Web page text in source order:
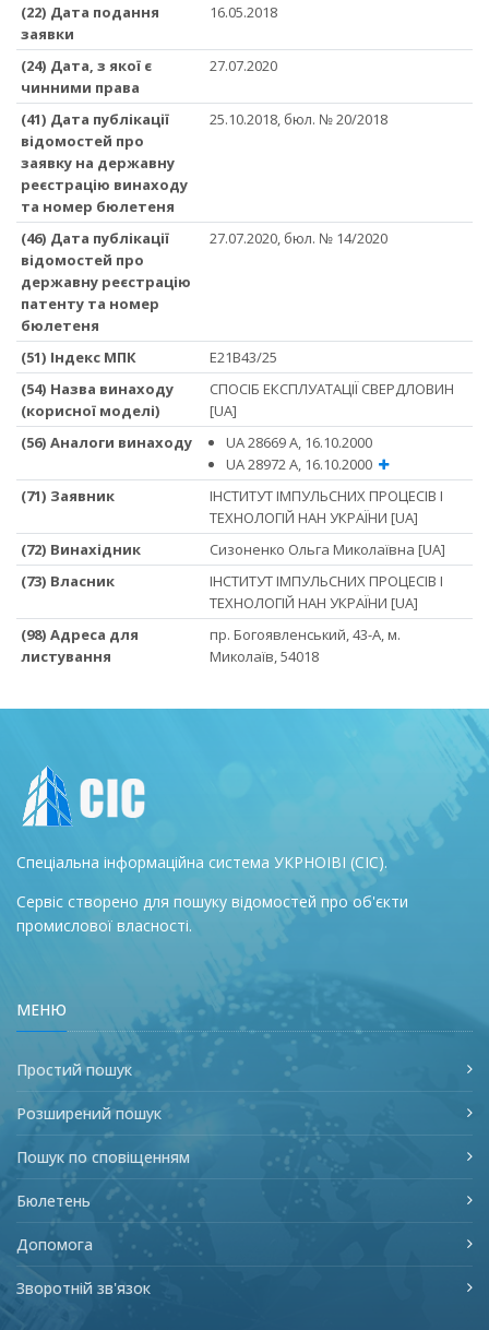
(22) Дата подання
заявки
16.05.2018
(24) Дата, з якої є
чинними права
27.07.2020
(41) Дата публікації
відомостей про
заявку на державну
реєстрацію винаходу
та номер бюлетеня
25.10.2018, бюл. № 20/2018
(46) Дата публікації
відомостей про
державну реєстрацію
патенту та номер
бюлетеня
27.07.2020, бюл. № 14/2020
(51) Iндекс МПК
E21B43/25
(54) Назва винаходу
(корисної моделі)
СПОСІБ ЕКСПЛУАТАЦІЇ СВЕРДЛОВИН
[UA]
(56) Аналоги винаходу
UA 28669 А, 16.10.2000
UA 28972 А, 16.10.2000
(71) Заявник
ІНСТИТУТ ІМПУЛЬСНИХ ПРОЦЕСІВ І
ТЕХНОЛОГІЙ НАН УКРАЇНИ [UA]
(72) Винахідник
Сизоненко Ольга Миколаївна [UA]
(73) Власник
ІНСТИТУТ ІМПУЛЬСНИХ ПРОЦЕСІВ І
ТЕХНОЛОГІЙ НАН УКРАЇНИ [UA]
(98) Адреса для
листування
пр. Богоявленський, 43-А, м.
Миколаїв, 54018
Спеціальна інформаційна система УКРНОІВІ (СІС).
Сервіс створено для пошуку відомостей про об'єкти
промислової власності.
МЕНЮ
Простий пошук
Розширений пошук
Пошук по сповіщенням
Бюлетень
Допомога
Зворотній зв'язок